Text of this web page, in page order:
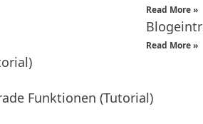
Read More »
Read More »
Funktionen (Tutorial)